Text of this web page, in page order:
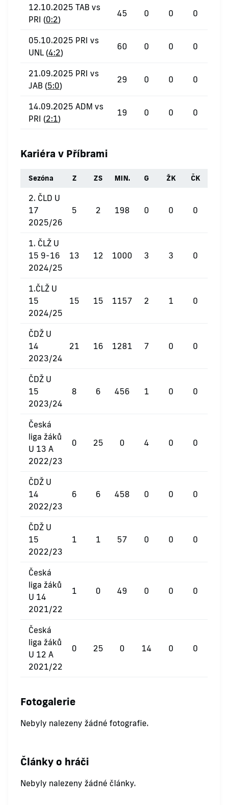
12.10.2025 TAB vs
PRI (0:2)
45 0 0 0
05.10.2025 PRI vs
UNL (4:2)
60 0 0 0
21.09.2025 PRI vs
JAB (5:0)
29 0 0 0
14.09.2025 ADM vs
PRI (2:1)
19 0 0 0
Kariéra v Příbrami
Sezóna Z ZS MIN. G ŽK ČK
2. ČLD U
17
2025/26
5 2 198 0 0 0
1. ČLŽ U
15 9-16
2024/25
13 12 1000 3 3 0
1.ČLŽ U
15
2024/25
15 15 1157 2 1 0
ČDŽ U
14
2023/24
21 16 1281 7 0 0
ČDŽ U
15
2023/24
8 6 456 1 0 0
Česká
liga žáků
U 13 A
2022/23
0 25 0 4 0 0
ČDŽ U
14
2022/23
6 6 458 0 0 0
ČDŽ U
15
2022/23
1 1 57 0 0 0
Česká
liga žáků
U 14
2021/22
1 0 49 0 0 0
Česká
liga žáků
U 12 A
2021/22
0 25 0 14 0 0
Fotogalerie
Nebyly nalezeny žádné fotografie.
Články o hráči
Nebyly nalezeny žádné články.